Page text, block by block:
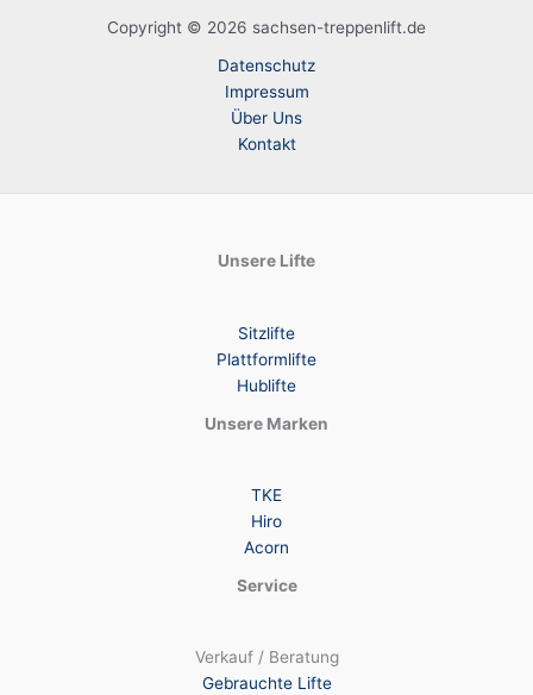
Copyright © 2026 sachsen-treppenlift.de
Datenschutz
Impressum
Über Uns
Kontakt
Unsere Lifte
Sitzlifte
Plattformlifte
Hublifte
Unsere Marken
TKE
Hiro
Acorn
Service
Verkauf / Beratung
Gebrauchte Lifte